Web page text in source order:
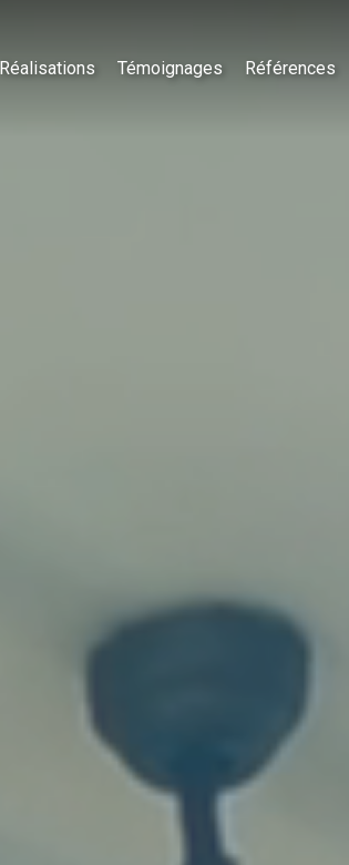
Réalisations Témoignages Références